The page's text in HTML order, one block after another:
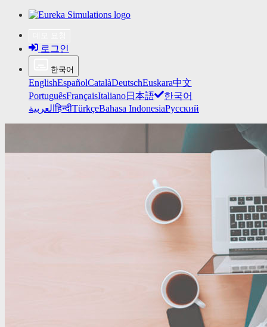
로그인
한국어
EnglishEspañolCatalàDeutschEuskara中文
PortuguêsFrançaisItaliano日本語
한국어
العربيةहिन्दीTürkçeBahasa IndonesiaРусский